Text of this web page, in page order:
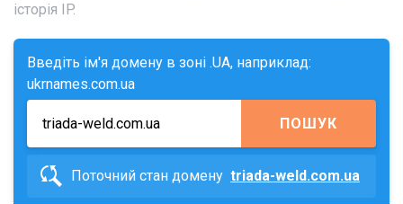
історія IP.
Введіть ім'я домену в зоні .UA, наприклад:
ukrnames.com.ua
ПОШУК
Поточний стан домену triada-weld.com.ua